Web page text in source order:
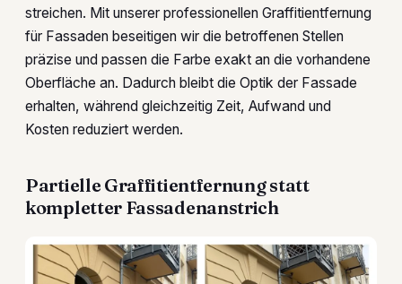
streichen. Mit unserer professionellen Graffitientfernung
für Fassaden beseitigen wir die betroffenen Stellen
präzise und passen die Farbe exakt an die vorhandene
Oberfläche an. Dadurch bleibt die Optik der Fassade
erhalten, während gleichzeitig Zeit, Aufwand und
Kosten reduziert werden.
Partielle Graffitientfernung statt
kompletter Fassadenanstrich